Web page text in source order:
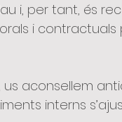
i, per tant, és
i
us aconsellem
interns